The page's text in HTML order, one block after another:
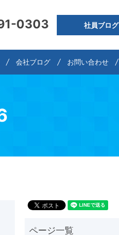
0303
会社ブログ
社員ブログ
お問い合わせ